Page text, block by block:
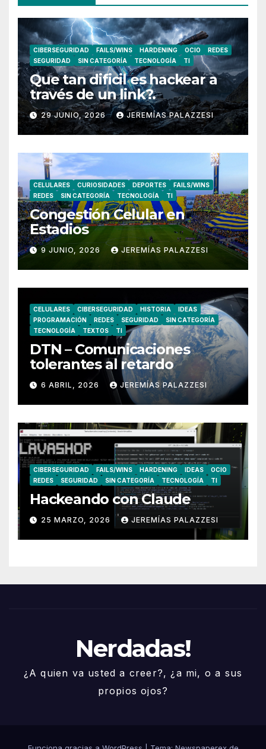
CIBERSEGURIDAD FAILS/WINS HARDENING OCIO
REDES
SEGURIDAD
SIN CATEGORÍA TECNOLOGÍA TI
Que tan dificil es hackear a
través de un link?.
29 JUNIO, 2026 JEREMÍAS PALAZZESI
CELULARES CURIOSIDADES DEPORTES
FAILS/WINS
REDES
SIN CATEGORÍA TECNOLOGÍA TI
Congestión Celular en
Estadios
9 JUNIO, 2026 JEREMÍAS PALAZZESI
CELULARES CIBERSEGURIDAD HISTORIA
IDEAS
PROGRAMACIÓN
REDES SEGURIDAD
SIN CATEGORÍA
TECNOLOGÍA
TEXTOS TI
DTN – Comunicaciones
tolerantes al retardo
6 ABRIL, 2026 JEREMÍAS PALAZZESI
CIBERSEGURIDAD FAILS/WINS HARDENING IDEAS
OCIO
REDES
SEGURIDAD SIN CATEGORÍA TECNOLOGÍA TI
Hackeando con Claude
25 MARZO, 2026 JEREMÍAS PALAZZESI
Nerdadas!
¿A quien va usted a creer?, ¿a mi, o a sus
propios ojos?